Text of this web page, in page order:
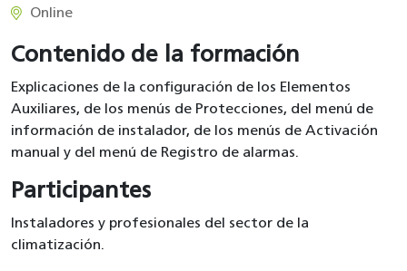
Online
Contenido de la formación
Explicaciones de la configuración de los Elementos
Auxiliares, de los menús de Protecciones, del menú de
información de instalador, de los menús de Activación
manual y del menú de Registro de alarmas.
Participantes
Instaladores y profesionales del sector de la
climatización.